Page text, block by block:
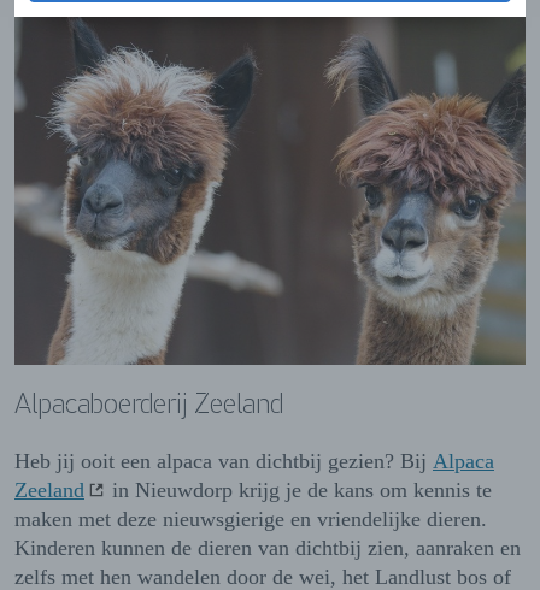
Alpacaboerderij Zeeland
Heb jij ooit een alpaca van dichtbij gezien? Bij Alpaca
Zeeland
in Nieuwdorp krijg je de kans om kennis te
maken met deze nieuwsgierige en vriendelijke dieren.
Kinderen kunnen de dieren van dichtbij zien, aanraken en
zelfs met hen wandelen door de wei, het Landlust bos of